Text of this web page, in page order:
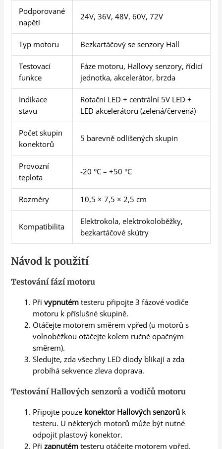
Podporované
napětí
24V, 36V, 48V, 60V, 72V
Typ motoru Bezkartáčový se senzory Hall
Testovací
funkce
Fáze motoru, Hallovy senzory, řídicí
jednotka, akcelerátor, brzda
Indikace
stavu
Rotační LED + centrální 5V LED +
LED akcelerátoru (zelená/červená)
Počet skupin
konektorů
5 barevně odlišených skupin
Provozní
teplota
-20 °C – +50 °C
Rozměry 10,5 × 7,5 × 2,5 cm
Kompatibilita
Elektrokola, elektrokoloběžky,
bezkartáčové skútry
Návod k použití
Testování fází motoru
Přivypnutém testeru připojte 3 fázové vodiče
motoru k příslušné skupině.
Otáčejte motorem směrem vpřed (u motorů s
volnoběžkou otáčejte kolem ručně opačným
směrem).
Sledujte, zda všechny LED diody blikají a zda
probíhá sekvence zleva doprava.
Testování Hallových senzorů a vodičů motoru
Připojte pouze konektor Hallových senzorů k
testeru. U některých motorů může být nutné
odpojit plastový konektor.
Přizapnutém testeru otáčejte motorem vpřed.